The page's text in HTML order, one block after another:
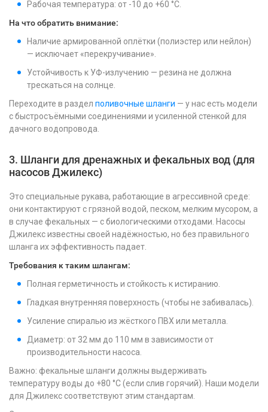
Рабочая температура: от -10 до +60 °C.
На что обратить внимание:
Наличие армированной оплётки (полиэстер или нейлон)
— исключает «перекручивание».
Устойчивость к УФ-излучению — резина не должна
трескаться на солнце.
Переходите в раздел поливочные шланги — у нас есть модели
с быстросъёмными соединениями и усиленной стенкой для
дачного водопровода.
3. Шланги для дренажных и фекальных вод (для
насосов Джилекс)
Это специальные рукава, работающие в агрессивной среде:
они контактируют с грязной водой, песком, мелким мусором, а
в случае фекальных — с биологическими отходами. Насосы
Джилекс известны своей надёжностью, но без правильного
шланга их эффективность падает.
Требования к таким шлангам:
Полная герметичность и стойкость к истиранию.
Гладкая внутренняя поверхность (чтобы не забивалась).
Усиление спиралью из жёсткого ПВХ или металла.
Диаметр: от 32 мм до 110 мм в зависимости от
производительности насоса.
Важно: фекальные шланги должны выдерживать
температуру воды до +80 °C (если слив горячий). Наши модели
для Джилекс соответствуют этим стандартам.